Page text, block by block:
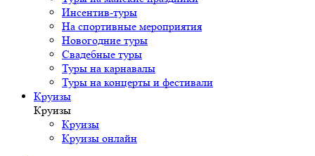
Инсентив-туры
На спортивные мероприятия
Новогодние туры
Свадебные туры
Туры на карнавалы
Туры на концерты и фестивали
Круизы
Круизы
Круизы
Круизы онлайн